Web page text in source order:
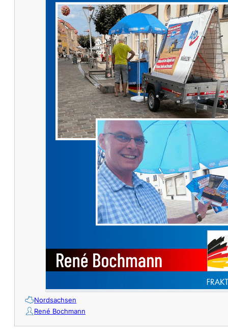
Nordsachsen
René Bochmann